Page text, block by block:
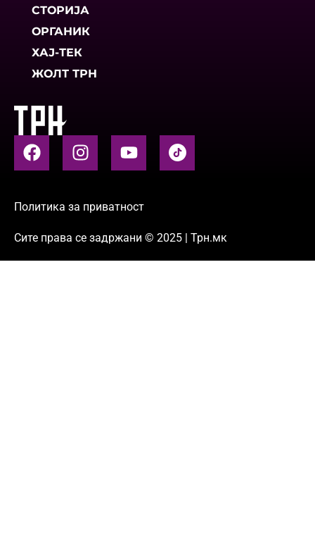
СТОРИЈА
ОРГАНИК
ХАЈ-ТЕК
ЖОЛТ ТРН
Политика за приватност
Сите права се задржани © 2025 | Трн.мк